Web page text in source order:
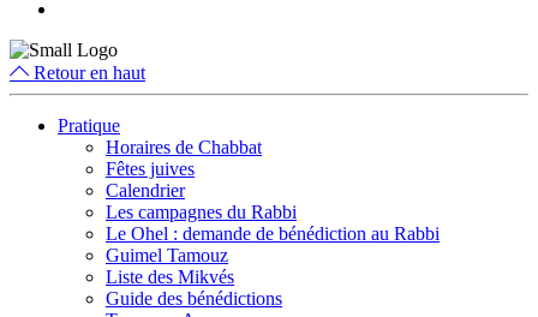
Retour en haut
Pratique
Horaires de Chabbat
Fêtes juives
Calendrier
Les campagnes du Rabbi
Le Ohel : demande de bénédiction au Rabbi
Guimel Tamouz
Liste des Mikvés
Guide des bénédictions